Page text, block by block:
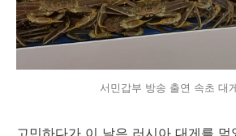
서민갑부 방송 출연 속초 대